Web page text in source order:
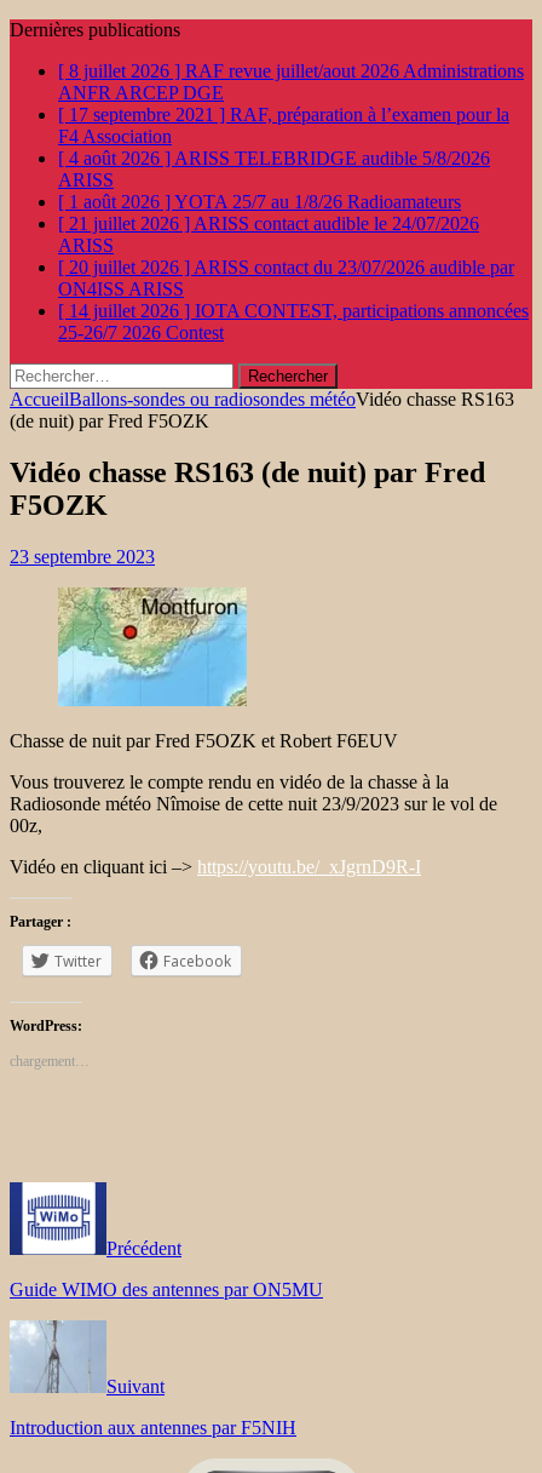
Dernières publications
[ 8 juillet 2026 ] RAF revue juillet/aout 2026 Administrations
ANFR ARCEP DGE
[ 17 septembre 2021 ] RAF, préparation à l’examen pour la
F4 Association
[ 4 août 2026 ] ARISS TELEBRIDGE audible 5/8/2026
ARISS
[ 1 août 2026 ]YOTA 25/7 au 1/8/26 Radioamateurs
[ 21 juillet 2026 ] ARISS contact audible le 24/07/2026
ARISS
[ 20 juillet 2026 ] ARISS contact du 23/07/2026 audible par
ON4ISS ARISS
[ 14 juillet 2026 ] IOTA CONTEST, participations annoncées
25-26/7 2026 Contest
Rechercher :
AccueilBallons-sondes ou radiosondes météoVidéo chasse RS163
(de nuit) par Fred F5OZK
Vidéo chasse RS163 (de nuit) par Fred
F5OZK
23 septembre 2023
Chasse de nuit par Fred F5OZK et Robert F6EUV
Vous trouverez le compte rendu en vidéo de la chasse à la
Radiosonde météo Nîmoise de cette nuit 23/9/2023 sur le vol de
00z,
Vidéo en cliquant ici –> https://youtu.be/_xJgrnD9R-I
Partager :
Twitter Facebook
WordPress:
chargement…
Précédent
Guide WIMO des antennes par ON5MU
Suivant
Introduction aux antennes par F5NIH